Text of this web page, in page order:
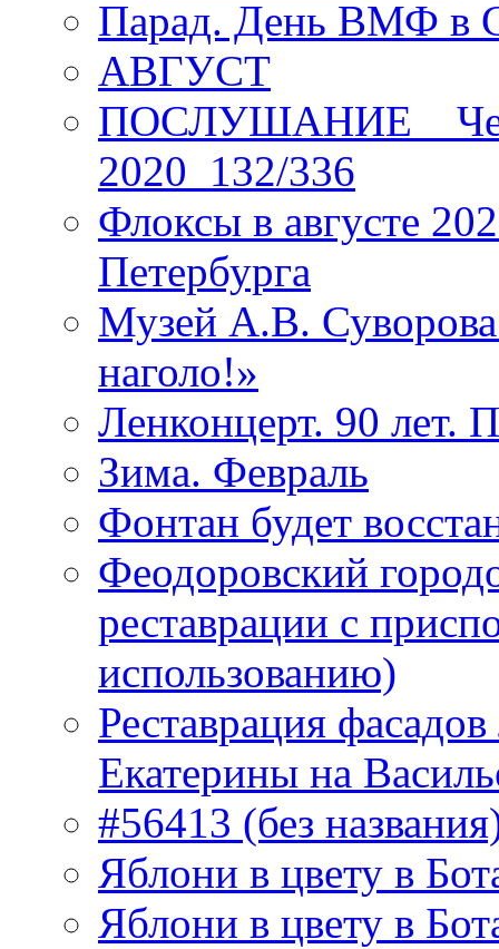
Парад. День ВМФ в
АВГУСТ
ПОСЛУШАНИЕ _
2020_132/336
Флоксы в августе
Петербурга
Музей А.В.
наголо!»
Ленконцерт. 90 лет.
Зима. Февраль
Фонтан будет
Феодоровский
реставрации с
использованию)
Реставрация
Екатерины на
#56413 (без
Яблони в цвету в
Яблони в цвету в